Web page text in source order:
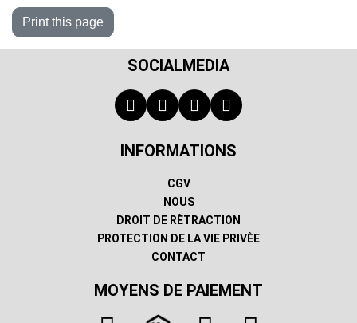
SOCIALMEDIA
INFORMATIONS
CGV
NOUS
DROIT DE RÈTRACTION
PROTECTION DE LA VIE PRIVÈE
CONTACT
MOYENS DE PAIEMENT